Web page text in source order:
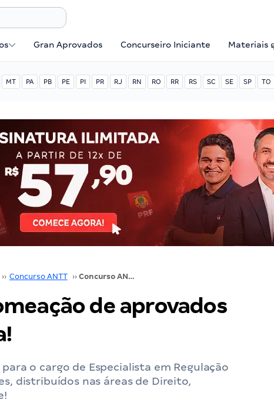
Gran Aprovados Concurseiro Iniciante Materiais
MT PA PB PE PI PR RJ RN RO RR RS SC SE SP TO
›› Concurso ANTT ›› Concurso ANTT: nomeação de aprovados do CNU é publicada!
de aprovados
o cargo de Especialista em Regulação
distribuídos nas áreas de Direito,